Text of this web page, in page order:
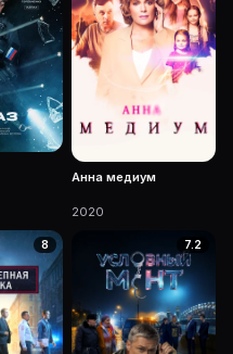
Анна медиум
2020
8 7.2